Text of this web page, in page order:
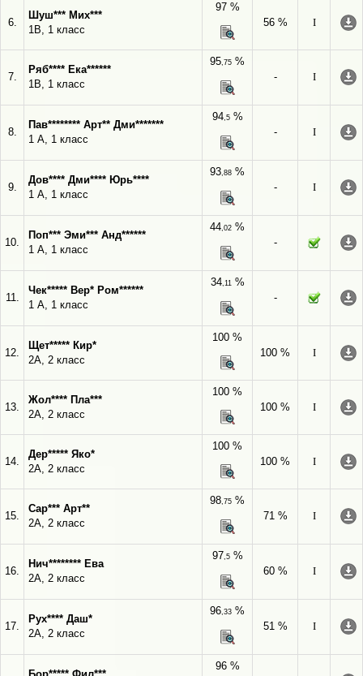
6.
Шуш*** Мих***
1В, 1 класс
97 %
56 %
I
7.
Ряб**** Ека******
1В, 1 класс
95,75 %
-
I
8.
Пав******** Арт** Дми*******
1 А, 1 класс
94,5%
-
I
9.
Дов**** Дми**** Юрь****
1 А, 1 класс
93,88 %
-
I
10.
Поп*** Эми*** Анд******
1 А, 1 класс
44,02 %
-
11.
Чек***** Вер* Ром******
1 А, 1 класс
34,11%
-
12.
Щет***** Кир*
2А, 2 класс
100 %
100 %
I
13.
Жол**** Пла***
2А, 2 класс
100 %
100 %
I
14.
Дер***** Яко*
2А, 2 класс
100 %
100 %
I
15.
Сар*** Арт**
2А, 2 класс
98,75 %
71 %
I
16.
Нич******** Ева
2А, 2 класс
97,5%
60 %
I
17.
Рух**** Даш*
2А, 2 класс
96,33 %
51 %
I
96 %